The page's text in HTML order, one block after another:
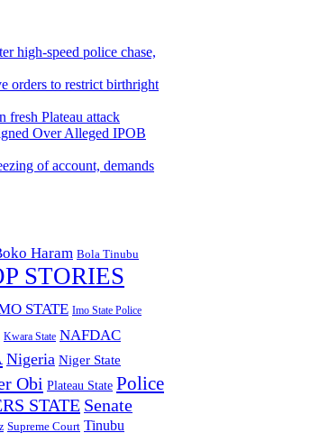
high-speed police chase,
orders to restrict birthright
fresh Plateau attack
Over Alleged IPOB
of account, demands
Haram Bola Tinubu
STORIES
STATE Imo State Police
Kwara State NAFDAC
Nigeria Niger State
Obi Plateau State Police
STATE Senate
Supreme Court Tinubu